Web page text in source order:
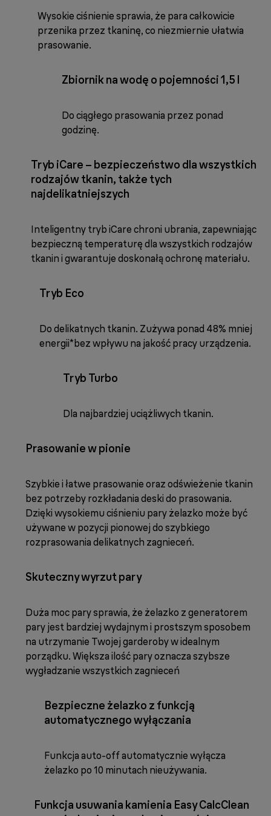
Wysokie ciśnienie sprawia, że para całkowicie
przenika przez tkaninę, co niezmiernie ułatwia
prasowanie.
Zbiornik na wodę o pojemności 1,5 l
Do ciągłego prasowania przez ponad
godzinę.
Tryb iCare – bezpieczeństwo dla wszystkich
rodzajów tkanin, także tych
najdelikatniejszych
Inteligentny tryb iCare chroni ubrania, zapewniając
bezpieczną temperaturę dla wszystkich rodzajów
tkanin i gwarantuje doskonałą ochronę materiału.
Tryb Eco
Do delikatnych tkanin. Zużywa ponad 48% mniej
energii*bez wpływu na jakość pracy urządzenia.
Tryb Turbo
Dla najbardziej uciążliwych tkanin.
Prasowanie w pionie
Szybkie i łatwe prasowanie oraz odświeżenie tkanin
bez potrzeby rozkładania deski do prasowania.
Dzięki wysokiemu ciśnieniu pary żelazko może być
używane w pozycji pionowej do szybkiego
rozprasowania delikatnych zagnieceń.
Skuteczny wyrzut pary
Duża moc pary sprawia, że żelazko z generatorem
pary jest bardziej wydajnym i prostszym sposobem
na utrzymanie Twojej garderoby w idealnym
porządku. Większa ilość pary oznacza szybsze
wygładzanie wszystkich zagnieceń
Bezpieczne żelazko z funkcją
automatycznego wyłączania
Funkcja auto-off automatycznie wyłącza
żelazko po 10 minutach nieużywania.
Funkcja usuwania kamienia Easy CalcClean